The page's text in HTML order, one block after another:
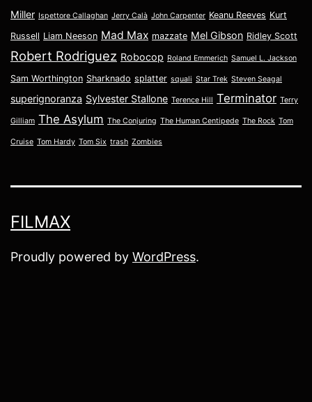
Miller Ispettore Callaghan Jerry Calà John Carpenter Keanu Reeves Kurt
Russell Liam Neeson Mad Max mazzate Mel Gibson Ridley Scott
Robert Rodriguez Robocop Roland Emmerich Samuel L. Jackson
Sam Worthington Sharknado splatter squali Star Trek Steven Seagal
superignoranza Sylvester Stallone Terence Hill Terminator Terry
Gilliam The Asylum The Conjuring The Human Centipede The Rock Tom
Cruise Tom Hardy Tom Six trash Zombies
FILMAX
Proudly powered by WordPress.